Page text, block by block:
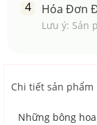
Hóa Đơn
Lưu ý: Sản
Chi tiết sản phẩm
Những bông